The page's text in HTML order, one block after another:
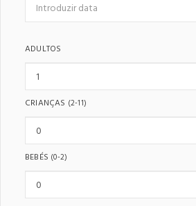
ADULTOS
CRIANÇAS (2-11)
BEBÉS (0-2)